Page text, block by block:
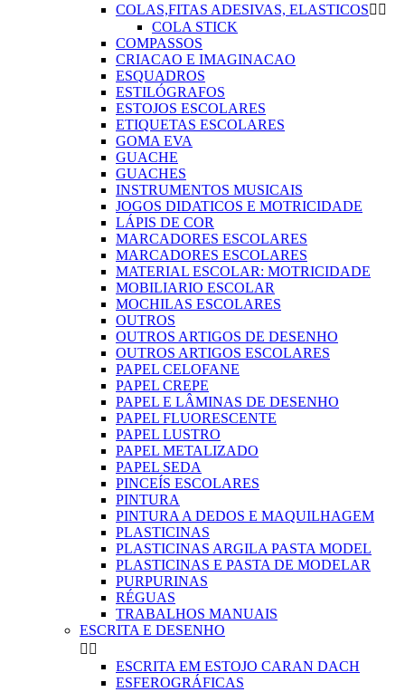
COLAS,FITAS ADESIVAS, ELASTICOS 
COLA STICK
COMPASSOS
CRIACAO E IMAGINACAO
ESQUADROS
ESTILÓGRAFOS
ESTOJOS ESCOLARES
ETIQUETAS ESCOLARES
GOMA EVA
GUACHE
GUACHES
INSTRUMENTOS MUSICAIS
JOGOS DIDATICOS E MOTRICIDADE
LÁPIS DE COR
MARCADORES ESCOLARES
MARCADORES ESCOLARES
MATERIAL ESCOLAR: MOTRICIDADE
MOBILIARIO ESCOLAR
MOCHILAS ESCOLARES
OUTROS
OUTROS ARTIGOS DE DESENHO
OUTROS ARTIGOS ESCOLARES
PAPEL CELOFANE
PAPEL CREPE
PAPEL E LÂMINAS DE DESENHO
PAPEL FLUORESCENTE
PAPEL LUSTRO
PAPEL METALIZADO
PAPEL SEDA
PINCEÍS ESCOLARES
PINTURA
PINTURA A DEDOS E MAQUILHAGEM
PLASTICINAS
PLASTICINAS ARGILA PASTA MODEL
PLASTICINAS E PASTA DE MODELAR
PURPURINAS
RÉGUAS
TRABALHOS MANUAIS
ESCRITA E DESENHO
 
ESCRITA EM ESTOJO CARAN DACH
ESFEROGRÁFICAS